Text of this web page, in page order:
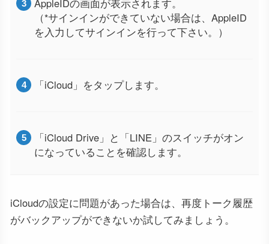
AppleIDの画面が表示されます。
（*サインインができていない場合は、AppleID
を入力してサインインを行って下さい。）
「iCloud」をタップします。
「iCloud Drive」と「LINE」のスイッチがオン
になっていることを確認します。
iCloudの設定に問題があった場合は、再度トーク履歴
がバックアップができないか試してみましょう。